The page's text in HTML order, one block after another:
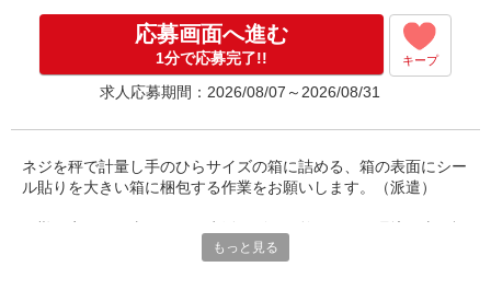
応募画面へ進む
1分で応募完了!! キープ
求人応募期間：2026/08/07～2026/08/31
ネジを秤で計量し手のひらサイズの箱に詰める、箱の表面にシー
ル貼りを大きい箱に梱包する作業をお願いします。（派遣）
お休みです。週末はプライベートを満喫できます。土曜日は年に
もっと見る